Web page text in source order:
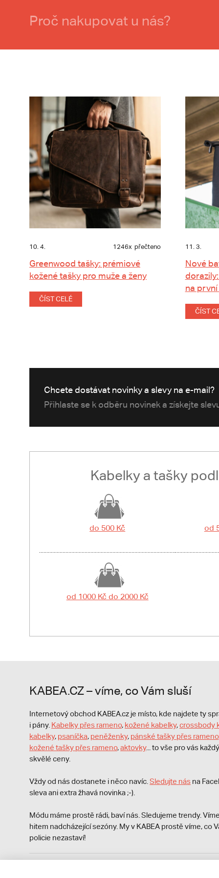
Proč nakupovat u nás?
10. 4. 1246x přečteno
Greenwood tašky: prémiové
kožené tašky pro muže a ženy
ČÍST CELÉ
11. 3.
Nové
na
ČÍST
Chcete dostávat novinky a slevy na e-mail?
Přihlaste se k odběru novinek a získejte
Kabelky a tašky
do 500 Kč od
od 1000 Kč do 2000 Kč
KABEA.CZ – víme, co Vám sluší
Internetový obchod KABEA.cz je místo, kde najdete ty
i pány. Kabelky přes rameno, kožené kabelky,crossbody
kabelky, psaníčka, peněženky, pánské tašky přes rameno
kožené tašky přes rameno,aktovky... to vše pro vás
skvělé ceny.
Vždy od nás dostanete i něco navíc. Sledujte nás na
sleva ani extra žhavá novinka ;-).
Módu máme prostě rádi, baví nás. Sledujeme trendy.
hitem nadcházející sezóny. My v KABEA prostě víme, co
policie nezastaví!